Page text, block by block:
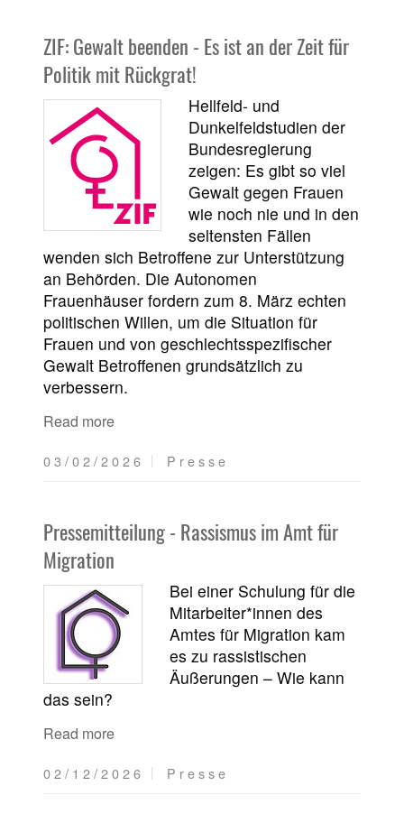
ZIF: Gewalt beenden - Es ist an der Zeit für
Politik mit Rückgrat!
Hellfeld- und
Dunkelfeldstudien der
Bundesregierung
zeigen: Es gibt so viel
Gewalt gegen Frauen
wie noch nie und in den
seltensten Fällen
wenden sich Betroffene zur Unterstützung
an Behörden. Die Autonomen
Frauenhäuser fordern zum 8. März echten
politischen Willen, um die Situation für
Frauen und von geschlechtsspezifischer
Gewalt Betroffenen grundsätzlich zu
verbessern.
Read more
03/02/2026 Presse
Pressemitteilung - Rassismus im Amt für
Migration
Bei einer Schulung für die
Mitarbeiter*innen des
Amtes für Migration kam
es zu rassistischen
Äußerungen – Wie kann
das sein?
Read more
02/12/2026 Presse